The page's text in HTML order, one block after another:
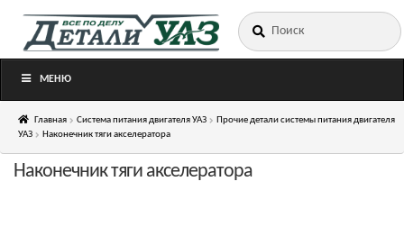
Перейти
Перейти
Искать:
МЕНЮ
Главная Система питания двигателя УАЗ
Прочие детали системы питания двигателя
УАЗ
Наконечник тяги акселератора
Наконечник тяги акселератора